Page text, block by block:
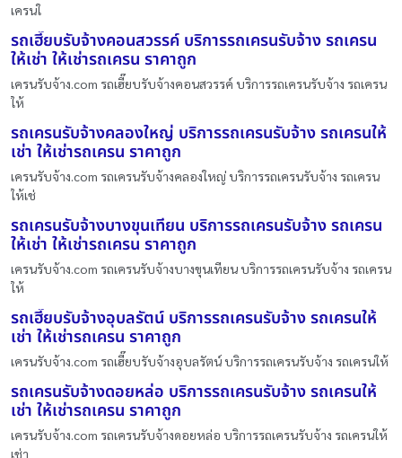
เครนใ
รถเฮี๊ยบรับจ้างคอนสวรรค์ บริการรถเครนรับจ้าง รถเครน
ให้เช่า ให้เช่ารถเครน ราคาถูก
เครนรับจ้าง.com รถเฮี๊ยบรับจ้างคอนสวรรค์ บริการรถเครนรับจ้าง รถเครน
ให้
รถเครนรับจ้างคลองใหญ่ บริการรถเครนรับจ้าง รถเครนให้
เช่า ให้เช่ารถเครน ราคาถูก
เครนรับจ้าง.com รถเครนรับจ้างคลองใหญ่ บริการรถเครนรับจ้าง รถเครน
ให้เช่
รถเครนรับจ้างบางขุนเทียน บริการรถเครนรับจ้าง รถเครน
ให้เช่า ให้เช่ารถเครน ราคาถูก
เครนรับจ้าง.com รถเครนรับจ้างบางขุนเทียน บริการรถเครนรับจ้าง รถเครน
ให้
รถเฮี๊ยบรับจ้างอุบลรัตน์ บริการรถเครนรับจ้าง รถเครนให้
เช่า ให้เช่ารถเครน ราคาถูก
เครนรับจ้าง.com รถเฮี๊ยบรับจ้างอุบลรัตน์ บริการรถเครนรับจ้าง รถเครนให้
รถเครนรับจ้างดอยหล่อ บริการรถเครนรับจ้าง รถเครนให้
เช่า ให้เช่ารถเครน ราคาถูก
เครนรับจ้าง.com รถเครนรับจ้างดอยหล่อ บริการรถเครนรับจ้าง รถเครนให้
เช่า